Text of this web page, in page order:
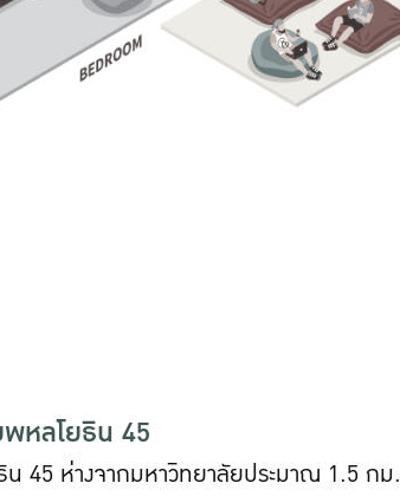
หลโยธิน 45
45 ห่างจากมหาวิทยาลัยประมาณ 1.5 กม.